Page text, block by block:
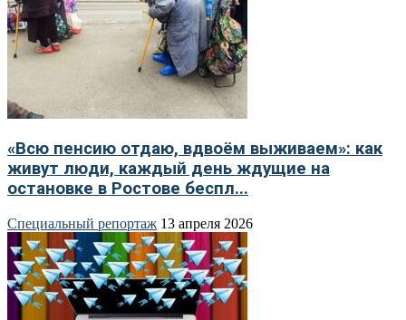
«Всю пенсию отдаю, вдвоём выживаем»: как
живут люди, каждый день ждущие на
остановке в Ростове беспл...
Специальный репортаж 13 апреля 2026